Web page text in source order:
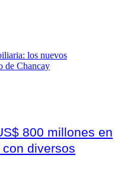
800 millones en
diversos